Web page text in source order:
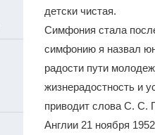
детски чистая.
Симфония стала
симфонию я назвал
радости пути
жизнерадостность и
приводит слова С. С.
Англии 21 ноября